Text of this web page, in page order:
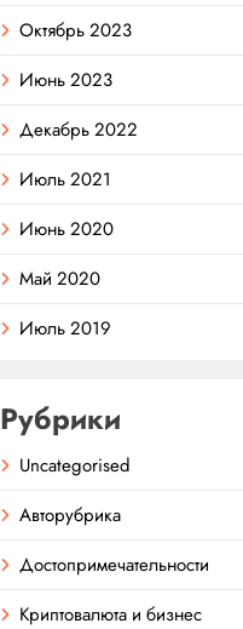
Октябрь 2023
Июнь 2023
Декабрь 2022
Июль 2021
Июнь 2020
Май 2020
Июль 2019
Рубрики
Uncategorised
Авторубрика
Достопримечательности
Криптовалюта и бизнес